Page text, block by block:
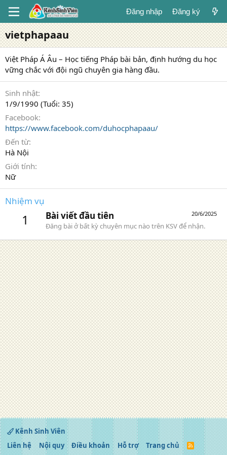
Đăng nhập Đăng ký
vietphapaau
Việt Pháp Á Âu – Học tiếng Pháp bài bản, định hướng du học
vững chắc với đội ngũ chuyên gia hàng đầu.
Sinh nhật
1/9/1990 (Tuổi: 35)
Facebook
https://www.facebook.com/duhocphapaau/
Đến từ
Hà Nội
Giới tính
Nữ
Nhiệm vụ
1 20/6/2025
Bài viết đầu tiên
Đăng bài ở bất kỳ chuyên mục nào trên KSV để nhận.
Kênh Sinh Viên
Liên hệ
Nội quy Điều khoản Hỗ trợ Trang chủ
R